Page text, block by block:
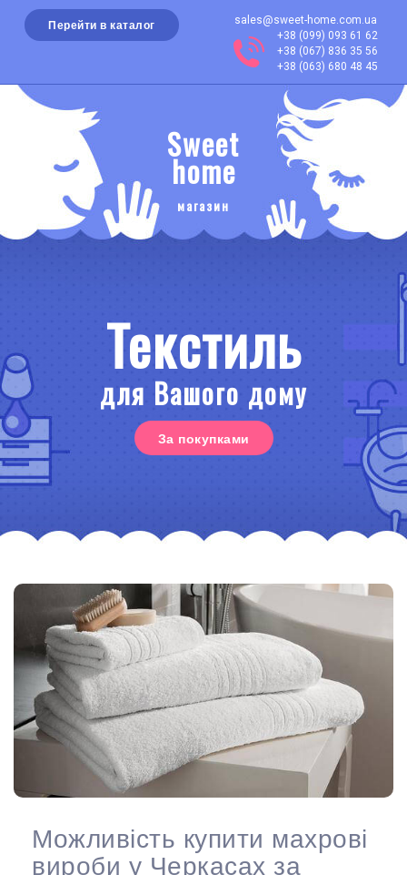
Перейти в каталог
sales@sweet-home.com.ua
+38 (099) 093 61 62
+38 (067) 836 35 56
+38 (063) 680 48 45
Sweet
home
магазин
Текстиль
для Вашого дому
За покупками
Можливість купити махрові
вироби у Черкасах за